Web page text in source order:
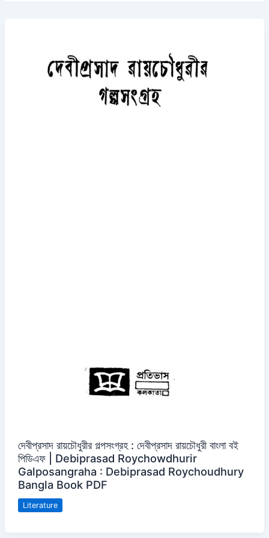
দেবীপ্রসাদ রায়চৌধুরীর গল্পসংগ্রহ : দেবীপ্রসাদ রায়চৌধুরী বাংলা বই
পিডিএফ | Debiprasad Roychowdhurir
Galposangraha : Debiprasad Roychoudhury
Bangla Book PDF
Literature